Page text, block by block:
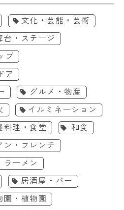
文化・芸能・芸術
台・ステージ
プ
ア
グルメ・物産
イルミネーション
料理・食堂
和食
ン・フレンチ
ラーメン
居酒屋・バー
園・植物園